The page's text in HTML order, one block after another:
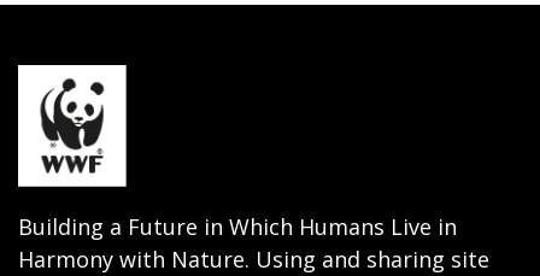
Building a Future in Which Humans Live in
Harmony with Nature. Using and sharing site